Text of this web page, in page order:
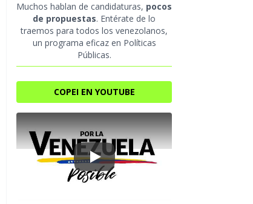
Muchos hablan de candidaturas, pocos
de propuestas. Entérate de lo
traemos para todos los venezolanos,
un programa eficaz en Políticas
Públicas.
COPEI EN YOUTUBE
Play